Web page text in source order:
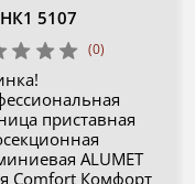
НК1 5107
(0)
приставная
ALUMET
Comfort Комфорт